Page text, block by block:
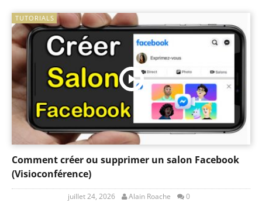
TUTORIALS
Comment créer ou supprimer un salon Facebook
(Visioconférence)
juillet 24, 2026 Alain Roache 0